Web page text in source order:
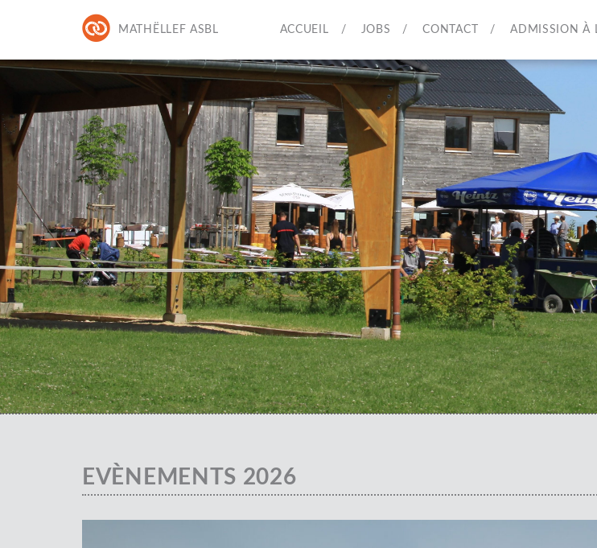
MATHËLLEF ASBL ACCUEIL JOBS CONTACT ADMISSION À
EVÈNEMENTS 2026